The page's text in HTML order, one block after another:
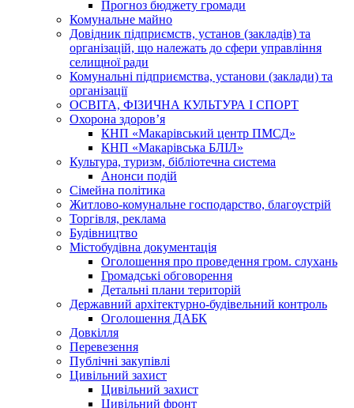
Прогноз бюджету громади
Комунальне майно
Довідник підприємств, установ (закладів) та
організацій, що належать до сфери управління
селищної ради
Комунальні підприємства, установи (заклади) та
організації
ОСВІТА, ФІЗИЧНА КУЛЬТУРА І СПОРТ
Охорона здоров’я
КНП «Макарівський центр ПМСД»
КНП «Макарівська БЛІЛ»
Культура, туризм, бібліотечна система
Анонси подій
Сімейна політика
Житлово-комунальне господарство, благоустрій
Торгівля, реклама
Будівництво
Містобудівна документація
Оголошення про проведення гром. слухань
Громадські обговорення
Детальні плани територій
Державний архітектурно-будівельний контроль
Оголошення ДАБК
Довкілля
Перевезення
Публічні закупівлі
Цивільний захист
Цивільний захист
Цивільний фронт